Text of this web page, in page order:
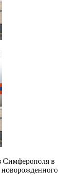
Симферополя в